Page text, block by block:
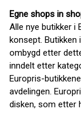
Egne shops in
Alle nye butikker i
konsept. Butikken
ombygd etter
inndelt etter
Europris-
avdelingen.
disken, som etter